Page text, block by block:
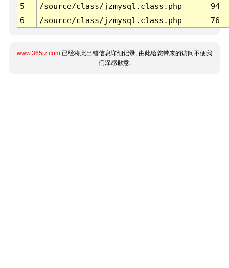
5
/source/class/jzmysql.class.php
94
6
/source/class/jzmysql.class.php 76
www.365jz.com 已经将此出错信息详细记录, 由此给您带来的访问不便我
们深感歉意.